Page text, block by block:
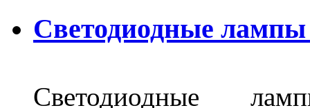
Светодиодные
Светодиодные